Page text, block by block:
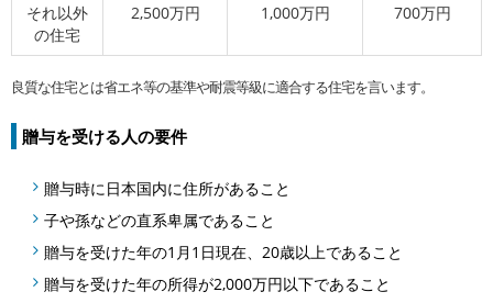
それ以外
の住宅
2,500万円 1,000万円 700万円
良質な住宅とは省エネ等の基準や耐震等級に適合する住宅を言います。
贈与を受ける人の要件
贈与時に日本国内に住所があること
子や孫などの直系卑属であること
贈与を受けた年の1月1日現在、20歳以上であること
贈与を受けた年の所得が2,000万円以下であること